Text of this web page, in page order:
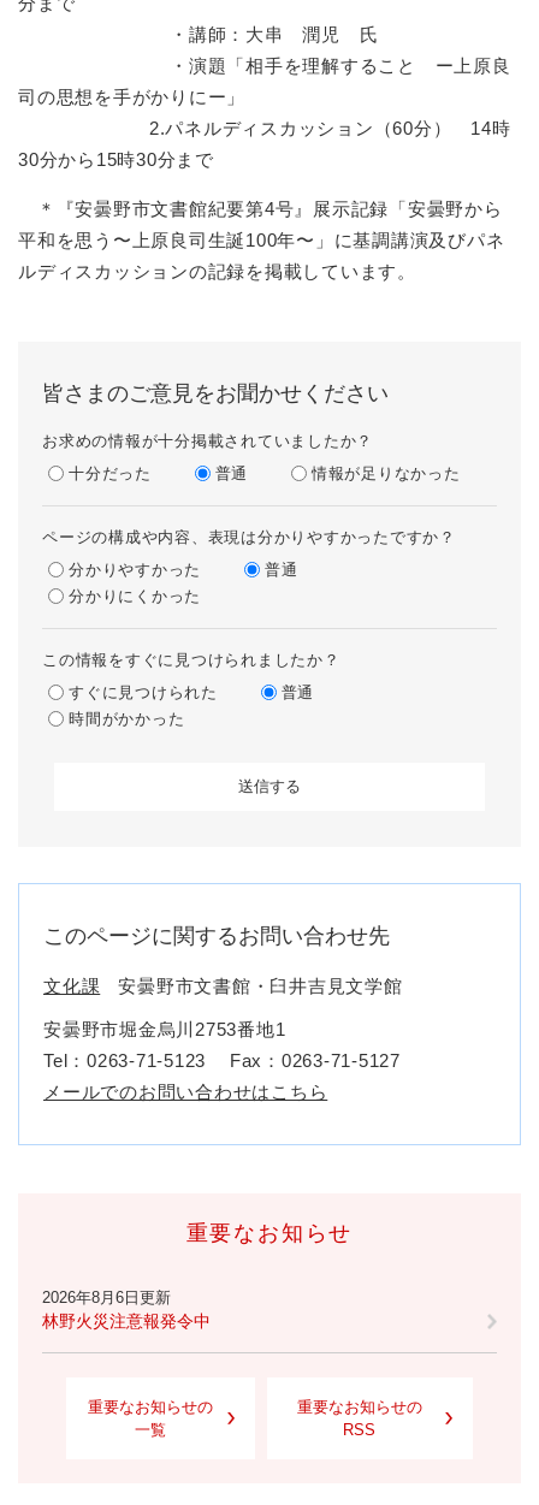
・講師：大串 潤児 氏
・演題「相手を理解すること ー上原良
司の思想を手がかりにー」
2.パネルディスカッション（60分） 14時
30分から15時30分まで
＊『安曇野市文書館紀要第4号』展示記録「安曇野から
平和を思う〜上原良司生誕100年〜」に基調講演及びパネ
ルディスカッションの記録を掲載しています。
皆さまのご意見をお聞かせください
お求めの情報が十分掲載されていましたか？
十分だった
普通 情報が足りなかった
ページの構成や内容、表現は分かりやすかったですか？
分かりやすかった
普通
分かりにくかった
この情報をすぐに見つけられましたか？
すぐに見つけられた
普通
時間がかかった
このページに関するお問い合わせ先
文化課 安曇野市文書館・臼井吉見文学館
安曇野市堀金烏川2753番地1
Tel：0263-71-5123
Fax：0263-71-5127
メールでのお問い合わせはこちら
重要なお知らせ
2026年8月6日更新
林野火災注意報発令中
重要なお知らせの
一覧
重要なお知らせの
RSS